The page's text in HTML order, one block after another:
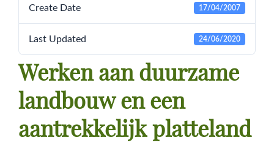
Create Date 17/04/2007
Last Updated 24/06/2020
Werken aan duurzame
landbouw en een
aantrekkelijk platteland